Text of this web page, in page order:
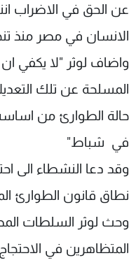
عن الحق في الاضراب
الانسان في مصر منذ
واضاف لوثر "لا يكفي
المسلحة عن تلك
حالة الطوارئ من
في شباط"
وقد دعا النشطاء الى
نطاق قانون الطوارئ
وحث لوثر السلطات
المتظاهرين في